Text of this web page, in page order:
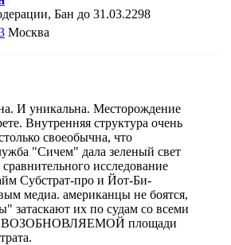
Бан до 31.03.2298
Москва
И уникальна. Месторождение
Внутренняя структура очень
своеобычна, что
"Сичем" дала зеленый свет
исследование
Субстрат-про и Йот-Би-
медиа. американцы не боятся,
затаскают их по судам со всеми
ВОЗОБНОВЛЯЕМОЙ площади